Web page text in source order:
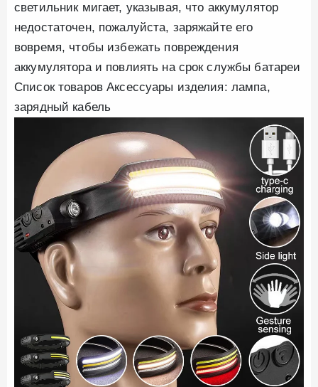
светильник мигает, указывая, что аккумулятор
недостаточен, пожалуйста, заряжайте его
вовремя, чтобы избежать повреждения
аккумулятора и повлиять на срок службы батареи
Список товаров Аксессуары изделия: лампа,
зарядный кабель